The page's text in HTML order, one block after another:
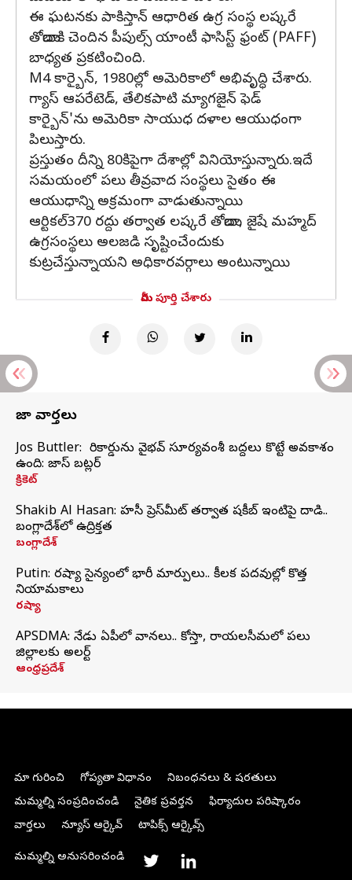
ఈ ఘటనకు పాకిస్తాన్ ఆధారిత ఉగ్ర సంస్థ లష్కరే
తోయిబాకి చెందిన పీపుల్స్ యాంటీ ఫాసిస్ట్ ఫ్రంట్ (PAFF)
బాధ్యత ప్రకటించింది.
M4 కార్బైన్, 1980ల్లో అమెరికాలో అభివృద్ధి చేశారు.
గ్యాస్ ఆపరేటెడ్, తేలికపాటి మ్యాగజైన్ ఫెడ్
కార్బైన్'ను అమెరికా సాయుధ దళాల ఆయుధంగా
పిలుస్తారు.
ప్రస్తుతం దీన్ని 80కిపైగా దేశాల్లో వినియోస్తున్నారు.ఇదే
సమయంలో పలు తీవ్రవాద సంస్థలు సైతం ఈ
ఆయుధాన్ని అక్రమంగా వాడుతున్నాయి.
ఆర్టికల్370 రద్దు తర్వాత లష్కరే తోయిబా, జైషే మహ్మద్
ఉగ్రసంస్థలు అలజడి సృష్టించేందుకు
కుట్రచేస్తున్నాయని అధికారవర్గాలు అంటున్నాయి.
మీరు పూర్తి చేశారు
తాజా వార్తలు
Jos Buttler: నా రికార్డును వైభవ్ సూర్యవంశీ బద్దలు కొట్టే అవకాశం
ఉంది: జాస్ బట్లర్
క్రికెట్
Shakib Al Hasan: హసీనా ప్రెస్‌మీట్‌ తర్వాత షకీబ్‌ ఇంటిపై దాడి..
బంగ్లాదేశ్‌లో ఉద్రిక్తత
బంగ్లాదేశ్
Putin: రష్యా సైన్యంలో భారీ మార్పులు.. కీలక పదవుల్లో కొత్త
నియామకాలు
రష్యా
APSDMA: నేడు ఏపీలో వానలు.. కోస్తా, రాయలసీమలో పలు
జిల్లాలకు అలర్ట్
ఆంధ్రప్రదేశ్
మా గురించి గోప్యతా విధానం
నిబంధనలు & షరతులు
మమ్మల్ని సంప్రదించండి
నైతిక ప్రవర్తన
ఫిర్యాదుల పరిష్కారం
వార్తలు
న్యూస్ ఆర్కైవ్ టాపిక్స్ ఆర్కైవ్స్
మమ్మల్ని అనుసరించండి